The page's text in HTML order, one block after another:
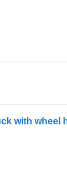
with wheel